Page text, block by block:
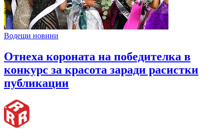
Водещи новини
Отнеха короната на победителка в
конкурс за красота заради расистки
публикации